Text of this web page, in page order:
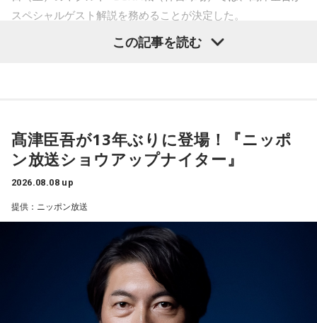
2．身分証……本性は「したたかな悪魔」
身分証は「あなた自身の存在」を暗示しています。あなたは
窮地に立たされると、何よりまず自分を守り抜く、利己的な
乾電池は「内に秘めたエネルギー」を暗示しています。あな
たは追い詰められると、理屈より先に、その時の衝動でとっ
さに動く本能タイプ。ある意味では、いちばん人間らしいか
もしれません。勢いが吉と出ることも多いですが、一呼吸置
いて考える癖もつけてみて。
4．懐中電灯……本性は「冷静な神様!?」
懐中電灯は「今後の見通し」を暗示しています。あなたは極
限の場面でもパニックにならず、状況を一歩引いて見極める
冷静沈着なタイプ。感情に飲まれず、俯瞰して考えられるタ
イプです。ただ、いつも冷静すぎると近寄りがたく見られる
こともあるので、時には素直になってみましょう。
スペシャルゲスト解説を務めることが決定した。
シーズン、ヤクルトの監督を務め、前年最下位からの日本
一、球団初のリーグ連覇を成し遂げた。
選手としても指揮官としてもヤクルトが誇る球界のレジェン
ドといえる髙津が8月15日（土）に神宮球場で行われる「ヤ
クルト×DeNA」に『ニッポン放送ショウアップナイター』の
スペシャルゲスト解説として登場する。現役時代は『ニッポ
ン放送ショウアップナイター』の事前情報番組でレギュラー
出演コーナーを持つなど、ニッポン放送リスナーにはお馴染
みの髙津だが、『ニッポン放送ショウアップナイター』で解
この記事を読む
髙津臣吾が13年ぶりに登場！『ニッポ
ン放送ショウアップナイター』
2026.08.08 up
提供：ニッポン放送